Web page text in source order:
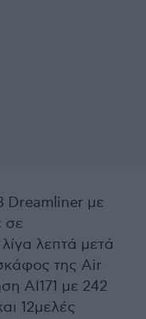
Dreamliner με
σε
λεπτά μετά
της Air
AI171 με 242
12μελές